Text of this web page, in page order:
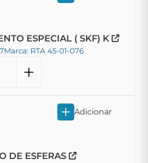
ESPECIAL ( SKF) K
Marca: RTA 45-01-076
DE ESFERAS
Adicionar